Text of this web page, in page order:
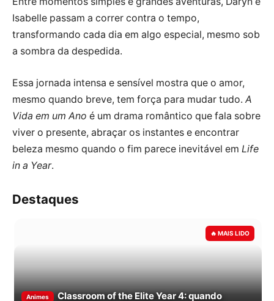
Isabelle passam a correr contra o tempo,
transformando cada dia em algo especial, mesmo sob
a sombra da despedida.
Essa jornada intensa e sensível mostra que o amor,
mesmo quando breve, tem força para mudar tudo. A
Vida em um Ano é um drama romântico que fala sobre
viver o presente, abraçar os instantes e encontrar
beleza mesmo quando o fim parece inevitável em Life
in a Year.
Destaques
Animes Classroom of the Elite Year 4: quando